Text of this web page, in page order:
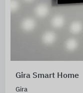
Gira Smart Home
Gira